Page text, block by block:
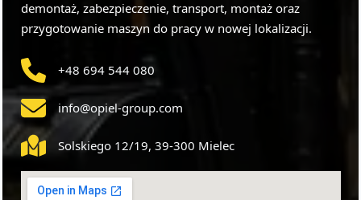
demontaż, zabezpieczenie, transport, montaż oraz
przygotowanie maszyn do pracy w nowej lokalizacji.
+48 694 544 080
info@opiel-group.com
Solskiego 12/19, 39-300 Mielec